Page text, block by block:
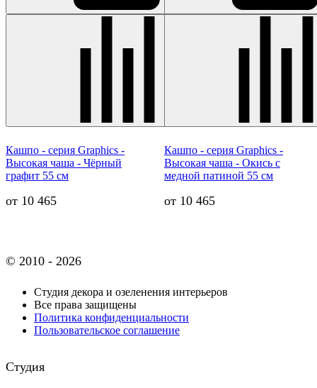
Кашпо - серия Graphics -
Высокая чаша - Чёрный
графит 55 см
от 10 465
Кашпо - серия Graphics -
Высокая чаша - Окись с
медной патиной 55 см
от 10 465
© 2010 - 2026
Студия декора и озеленения интерьеров
Все права защищены
Политика конфиденциальности
Пользовательское соглашение
Студия